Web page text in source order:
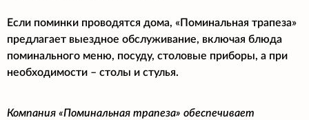
Если поминки проводятся дома, «Поминальная трапеза»
предлагает выездное обслуживание, включая блюда
поминального меню, посуду, столовые приборы, а при
необходимости – столы и стулья.
Компания «Поминальная трапеза» обеспечивает